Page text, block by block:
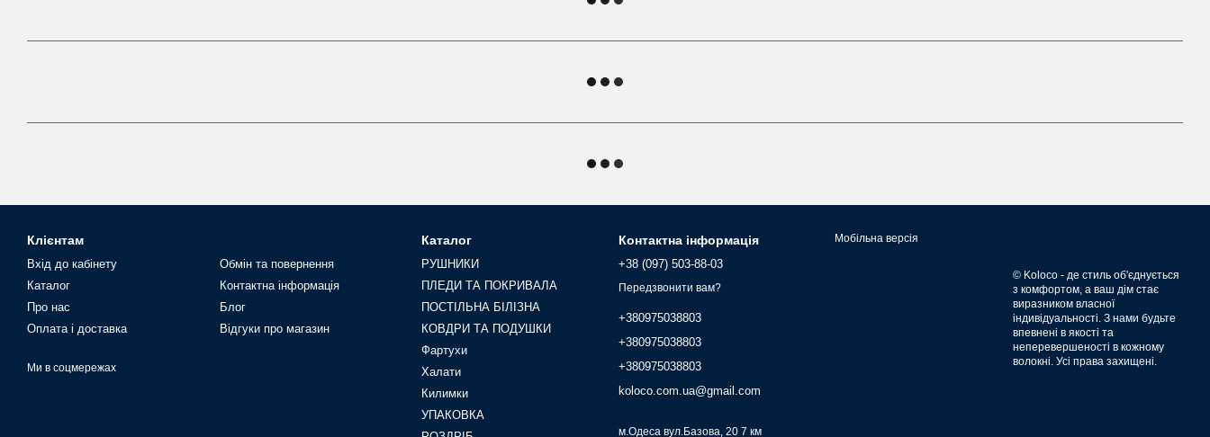
Клієнтам
Вхід до кабінету
Каталог
Про нас
Оплата і доставка
Обмін та повернення
Контактна інформація
Блог
Відгуки про магазин
Ми в соцмережах
Каталог
РУШНИКИ
ПЛЕДИ ТА ПОКРИВАЛА
ПОСТІЛЬНА БІЛІЗНА
КОВДРИ ТА ПОДУШКИ
Фартухи
Халати
Килимки
УПАКОВКА
Контактна інформація
+38 (097) 503-88-03
Передзвонити вам?
+380975038803
+380975038803
+380975038803
koloco.com.ua@gmail.com
м.Одеса вул.Базова, 20 7 км
Мобільна версія
© Koloco - де стиль об'єднується
з комфортом, а ваш дім стає
виразником власної
індивідуальності. З нами будьте
впевнені в якості та
неперевершеності в кожному
волокні. Усі права захищені.